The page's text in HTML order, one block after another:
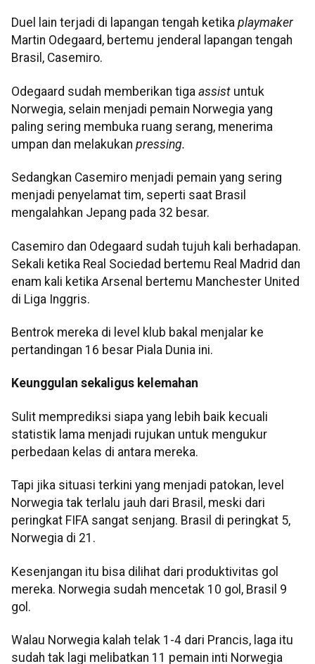
Duel lain terjadi di lapangan tengah ketika playmaker
Martin Odegaard, bertemu jenderal lapangan tengah
Brasil, Casemiro.
Odegaard sudah memberikan tiga assist untuk
Norwegia, selain menjadi pemain Norwegia yang
paling sering membuka ruang serang, menerima
umpan dan melakukan pressing.
Sedangkan Casemiro menjadi pemain yang sering
menjadi penyelamat tim, seperti saat Brasil
mengalahkan Jepang pada 32 besar.
Casemiro dan Odegaard sudah tujuh kali berhadapan.
Sekali ketika Real Sociedad bertemu Real Madrid dan
enam kali ketika Arsenal bertemu Manchester United
di Liga Inggris.
Bentrok mereka di level klub bakal menjalar ke
pertandingan 16 besar Piala Dunia ini.
Keunggulan sekaligus kelemahan
Sulit memprediksi siapa yang lebih baik kecuali
statistik lama menjadi rujukan untuk mengukur
perbedaan kelas di antara mereka.
Tapi jika situasi terkini yang menjadi patokan, level
Norwegia tak terlalu jauh dari Brasil, meski dari
peringkat FIFA sangat senjang. Brasil di peringkat 5,
Norwegia di 21.
Kesenjangan itu bisa dilihat dari produktivitas gol
mereka. Norwegia sudah mencetak 10 gol, Brasil 9
gol.
Walau Norwegia kalah telak 1-4 dari Prancis, laga itu
sudah tak lagi melibatkan 11 pemain inti Norwegia